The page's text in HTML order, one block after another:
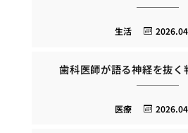
生活
歯科医師が語る神経を抜く
医療